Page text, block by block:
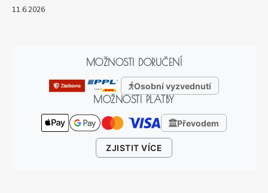
11.6.2026
MOŽNOSTI DORUČENÍ
Osobní vyzvednutí
MOŽNOSTI PLATBY
Převodem
ZJISTIT VÍCE